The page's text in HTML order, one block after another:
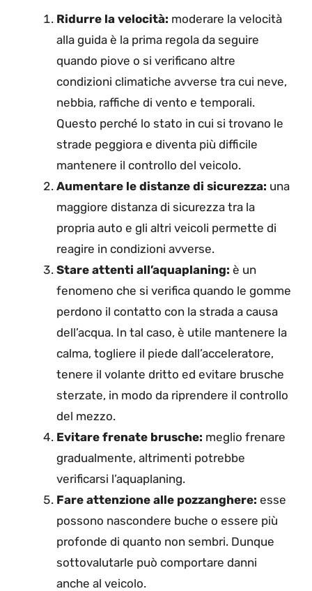
Ridurre la velocità: moderare la velocità
alla guida è la prima regola da seguire
quando piove o si verificano altre
condizioni climatiche avverse tra cui neve,
nebbia, raffiche di vento e temporali.
Questo perché lo stato in cui si trovano le
strade peggiora e diventa più difficile
mantenere il controllo del veicolo.
Aumentare le distanze di sicurezza: una
maggiore distanza di sicurezza tra la
propria auto e gli altri veicoli permette di
reagire in condizioni avverse.
Stare attenti all’aquaplaning: è un
fenomeno che si verifica quando le gomme
perdono il contatto con la strada a causa
dell’acqua. In tal caso, è utile mantenere la
calma, togliere il piede dall’acceleratore,
tenere il volante dritto ed evitare brusche
sterzate, in modo da riprendere il controllo
del mezzo.
Evitare frenate brusche: meglio frenare
gradualmente, altrimenti potrebbe
verificarsi l’aquaplaning.
Fare attenzione alle pozzanghere: esse
possono nascondere buche o essere più
profonde di quanto non sembri. Dunque
sottovalutarle può comportare danni
anche al veicolo.